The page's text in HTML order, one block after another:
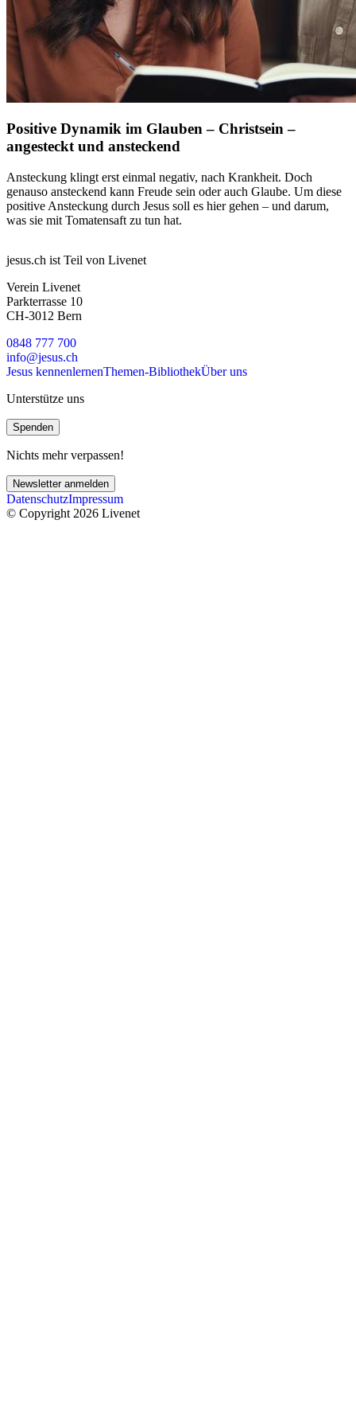
Positive Dynamik im Glauben – Christsein –
angesteckt und ansteckend
Ansteckung klingt erst einmal negativ, nach Krankheit. Doch
genauso ansteckend kann Freude sein oder auch Glaube. Um diese
positive Ansteckung durch Jesus soll es hier gehen – und darum,
was sie mit Tomatensaft zu tun hat.
jesus.ch ist Teil von Livenet
Verein Livenet
Parkterrasse 10
CH-3012 Bern
0848 777 700
info@jesus.ch
Jesus kennenlernenThemen-BibliothekÜber uns
Unterstütze uns
Spenden
Nichts mehr verpassen!
Newsletter anmelden
DatenschutzImpressum
© Copyright 2026 Livenet